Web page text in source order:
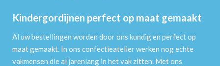
Kindergordijnen perfect op maat gemaakt
Al uw bestellingen worden door ons kundig en perfect op
maat gemaakt. In ons confectieatelier werken nog echte
vakmensen die al jarenlang in het vak zitten. Met ons